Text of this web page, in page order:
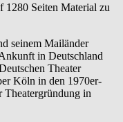
1280 Seiten Material zu
seinem Mailänder
in Deutschland
Theater
Köln in den 1970er-
Theatergründung in